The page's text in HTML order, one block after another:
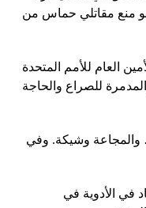
هو منع مقاتلي حماس من
العام للأمم المتحدة
للصراع والحاجة
والمجاعة وشيكة. وفي
في الأدوية في